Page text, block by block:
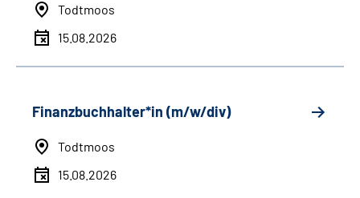
Todtmoos
15.08.2026
Finanzbuchhalter*in (m/w/div)
Todtmoos
15.08.2026